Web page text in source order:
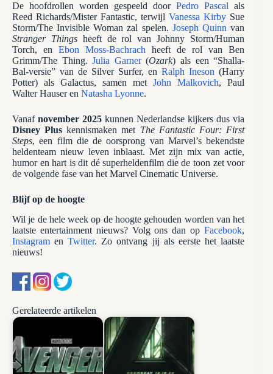
De hoofdrollen worden gespeeld doorPedro Pascal als
Reed Richards/Mister Fantastic, terwijlVanessa Kirby Sue
Storm/The Invisible Woman zal spelen. Joseph Quinn van
Stranger Thingsheeft de rol van Johnny Storm/Human
Torch, enEbon Moss-Bachrach heeft de rol van Ben
Grimm/The Thing.Julia Garner(Ozark) als een “Shalla-
Bal-versie” van de Silver Surfer, enRalph Ineson (Harry
Potter) als Galactus, samen metJohn Malkovich, Paul
Walter Hauser en Natasha Lyonne.
Vanafnovember 2025 kunnen Nederlandse kijkers dus via
Disney Plus kennismaken met The Fantastic Four: First
Steps, een film die de oorsprong van Marvel’s bekendste
heldenteam nieuw leven inblaast. Met zijn mix van actie,
humor en hart is dit dé superheldenfilm die de toon zet voor
de volgende fase van het Marvel Cinematic Universe.
Blijf op de hoogte
Wil je de hele week op de hoogte gehouden worden van het
laatste entertainment nieuws? Volg ons dan opFacebook,
InstagramenTwitter. Zo ontvang jij als eerste het laatste
nieuws!
Gerelateerde artikelen